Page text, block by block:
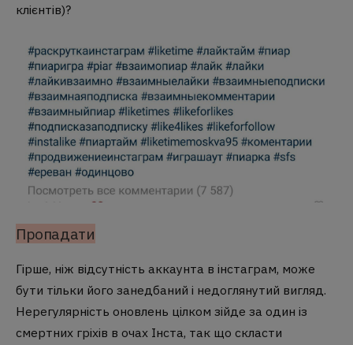
клієнтів)?
Пропадати
Гірше, ніж відсутність аккаунта в інстаграм, може
бути тільки його занедбаний і недоглянутий вигляд.
Нерегулярність оновлень цілком зійде за один із
смертних гріхів в очах Інста, так що скласти